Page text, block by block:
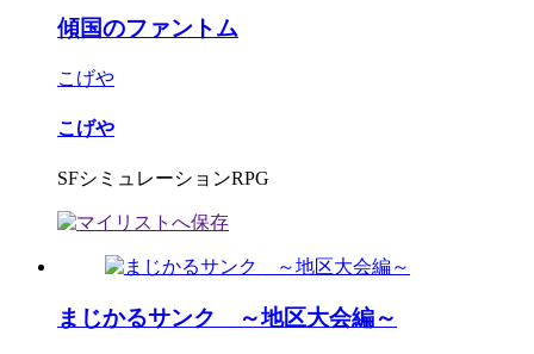
傾国のファントム
こげや
こげや
SFシミュレーションRPG
まじかるサンク ～地区大会編～